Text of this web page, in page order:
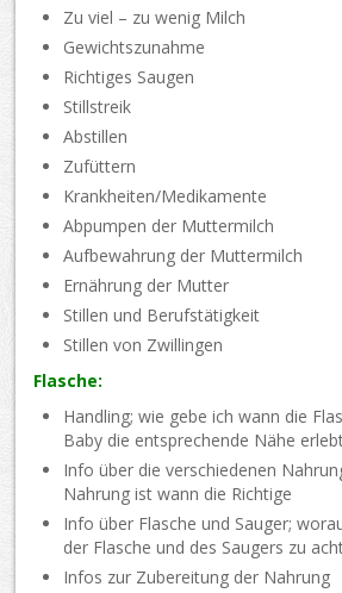
Zu viel – zu wenig Milch
Gewichtszunahme
Richtiges Saugen
Stillstreik
Abstillen
Zufüttern
Krankheiten/Medikamente
Abpumpen der Muttermilch
Aufbewahrung der Muttermilch
Ernährung der Mutter
Stillen und Berufstätigkeit
Stillen von Zwillingen
Flasche:
Handling; wie gebe ich wann die
Baby die entsprechende Nähe
Info über die verschiedenen
Nahrung ist wann die Richtige
Info über Flasche und Sauger;
der Flasche und des Saugers zu
Infos zur Zubereitung der Nahrung